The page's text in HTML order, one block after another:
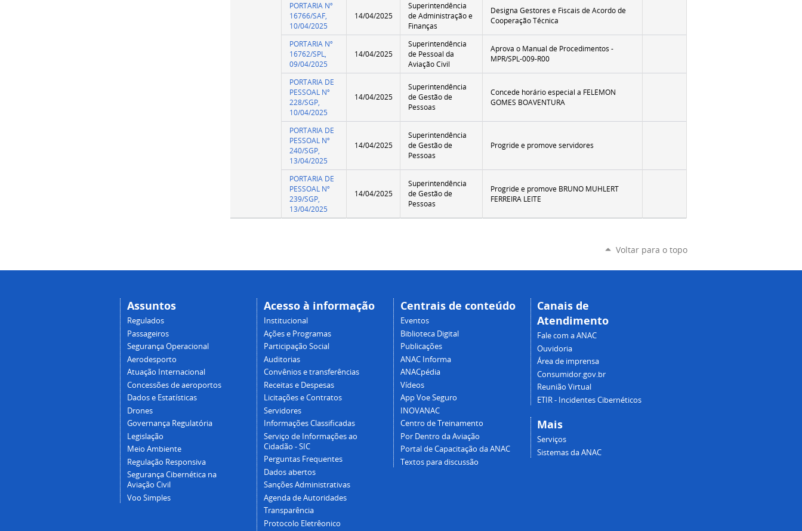
PORTARIA Nº
16766/SAF,
10/04/2025
14/04/2025
Superintendência
de Administração e
Finanças
Designa Gestores e Fiscais de Acordo de
Cooperação Técnica
PORTARIA Nº
16762/SPL,
09/04/2025
14/04/2025
Superintendência
de Pessoal da
Aviação Civil
Aprova o Manual de Procedimentos -
MPR/SPL-009-R00
PORTARIA DE
PESSOAL Nº
228/SGP,
10/04/2025
14/04/2025
Superintendência
de Gestão de
Pessoas
Concede horário especial a FELEMON
GOMES BOAVENTURA
PORTARIA DE
PESSOAL Nº
240/SGP,
13/04/2025
14/04/2025
Superintendência
de Gestão de
Pessoas
Progride e promove servidores
PORTARIA DE
PESSOAL Nº
239/SGP,
13/04/2025
14/04/2025
Superintendência
de Gestão de
Pessoas
Progride e promove BRUNO MUHLERT
FERREIRA LEITE
Voltar para o topo
Assuntos
Regulados
Passageiros
Segurança Operacional
Aerodesporto
Atuação Internacional
Concessões de aeroportos
Dados e Estatísticas
Drones
Governança Regulatória
Legislação
Meio Ambiente
Regulação Responsiva
Segurança Cibernética na
Aviação Civil
Voo Simples
Acesso à informação
Institucional
Ações e Programas
Participação Social
Auditorias
Convênios e transferências
Receitas e Despesas
Licitações e Contratos
Servidores
Informações Classificadas
Serviço de Informações ao
Cidadão - SIC
Perguntas Frequentes
Dados abertos
Sanções Administrativas
Agenda de Autoridades
Transparência
Protocolo Eletrêonico
Centrais de conteúdo
Eventos
Biblioteca Digital
Publicações
ANAC Informa
ANACpédia
Vídeos
App Voe Seguro
INOVANAC
Centro de Treinamento
Por Dentro da Aviação
Portal de Capacitação da ANAC
Textos para discussão
Canais de
Atendimento
Fale com a ANAC
Ouvidoria
Área de imprensa
Consumidor.gov.br
Reunião Virtual
ETIR - Incidentes Cibernéticos
Mais
Serviços
Sistemas da ANAC